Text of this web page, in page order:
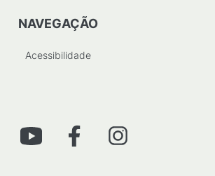
NAVEGAÇÃO
Acessibilidade